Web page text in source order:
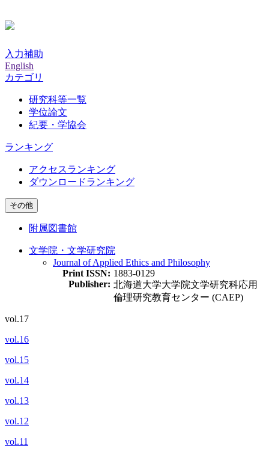
入力補助
English
カテゴリ
研究科等一覧
学位論文
紀要・学協会
ランキング
アクセスランキング
ダウンロードランキング
その他
附属図書館
文学院・文学研究院
Journal of Applied Ethics and Philosophy
Print ISSN: 1883-0129
Publisher: 北海道大学大学院文学研究科応用
倫理研究教育センター (CAEP)
vol.17
vol.16
vol.15
vol.14
vol.13
vol.12
vol.11